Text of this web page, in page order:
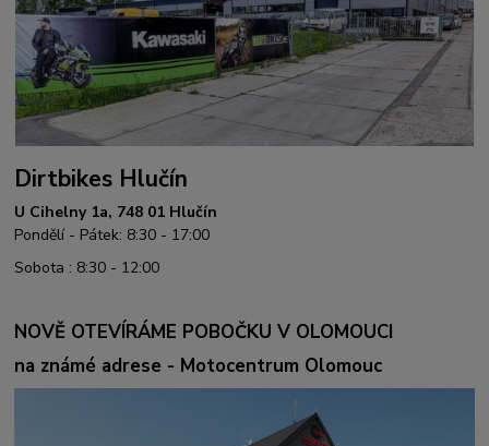
Dirtbikes Hlučín
U Cihelny 1a, 748 01 Hlučín
Pondělí - Pátek: 8:30 - 17:00
Sobota : 8:30 - 12:00
NOVĚ OTEVÍRÁME POBOČKU V OLOMOUCI
na známé adrese - Motocentrum Olomouc